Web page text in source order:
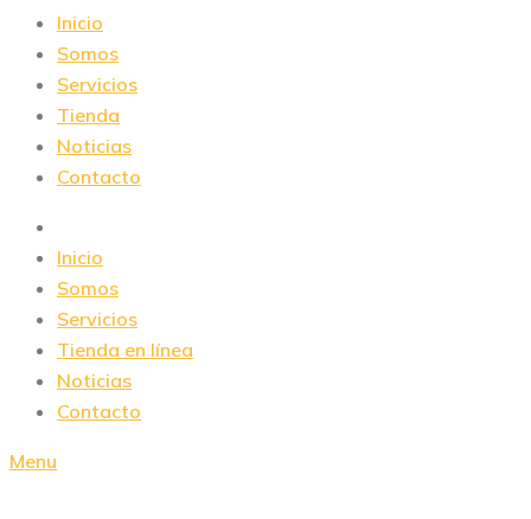
Inicio
Somos
Servicios
Tienda
Noticias
Contacto
Inicio
Somos
Servicios
Tienda en línea
Noticias
Contacto
Menu